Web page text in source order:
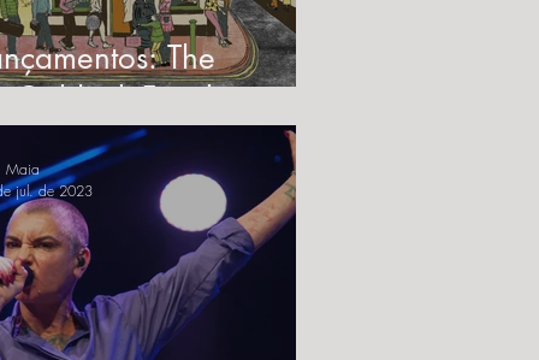
The
Family -
for the Road"
Maia
jul. de 2023